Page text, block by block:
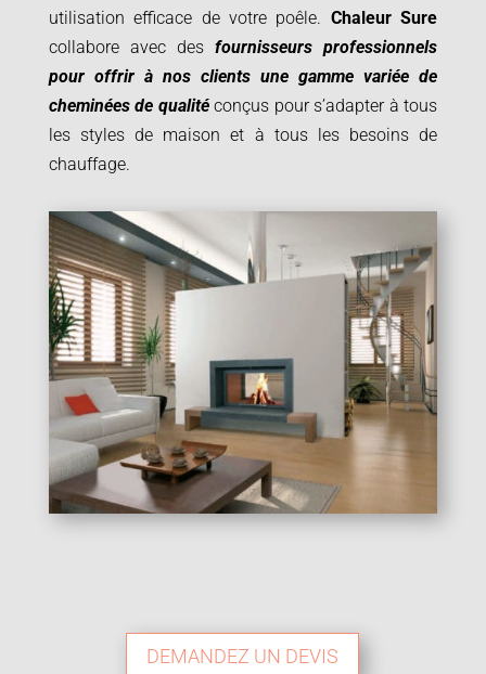
utilisation efficace de votre poêle. Chaleur Sure
collabore avec desfournisseurs professionnels
pour offrir à nos clients une gamme variée de
cheminées de qualitéconçus pour s’adapter à tous
les styles de maison et à tous les besoins de
chauffage.
DEMANDEZ UN DEVIS